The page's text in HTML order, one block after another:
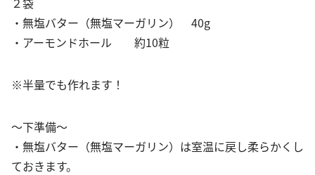
・無塩バター（無塩マーガリン） 40g
・アーモンドホール 約10粒
※半量でも作れます！
～下準備～
・無塩バター（無塩マーガリン）は室温に戻し柔らかくし
ておきます。